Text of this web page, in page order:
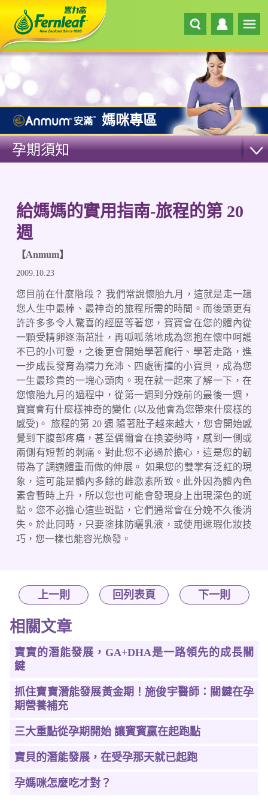
媽咪專區
孕期須知
給媽媽的實用指南-旅程的第 20
週
【Anmum】
2009.10.23
您目前在什麼階段？ 我們常說懷胎九月，這就是走一趟
您人生中最棒、最神奇的旅程所需的時間。而後頭更有
許許多多令人驚喜的經歷等著您，寶寶會在您的體內從
一顆受精卵逐漸茁壯，再呱呱落地成為您抱在懷中呵護
不已的小可愛，之後更會開始學著爬行、學著走路，進
一步成長發育為精力充沛、四處衝撞的小寶貝，成為您
一生最珍貴的一塊心頭肉。現在就一起來了解一下，在
您懷胎九月的過程中，從第一週到分娩前的最後一週，
寶寶會有什麼樣神奇的變化 (以及他會為您帶來什麼樣的
感受)。 旅程的第 20 週 隨著肚子越來越大，您會開始感
覺到下腹部疼痛，甚至偶爾會在換姿勢時，感到一側或
兩側有短暫的刺痛。對此您不必過於擔心，這是您的韌
帶為了調適體重而做的伸展。 如果您的雙掌有泛紅的現
象，這可能是體內多餘的雌激素所致。此外因為體內色
素會暫時上升，所以您也可能會發現身上出現深色的斑
點。您不必擔心這些斑點，它們通常會在分娩不久後消
失。於此同時，只要塗抹防曬乳液，或使用遮瑕化妝技
巧，您一樣也能容光煥發。
上一則 回列表頁 下一則
相關文章
寶寶的潛能發展，GA+DHA是一路領先的成長關
鍵
抓住寶寶潛能發展黃金期！施俊宇醫師：關鍵在孕
期營養補充
三大重點從孕期開始 讓寳寳贏在起跑點
寶貝的潛能發展，在受孕那天就已起跑
孕媽咪怎麼吃才對？